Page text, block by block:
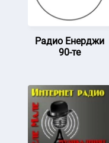
Радио Енерджи
90-те